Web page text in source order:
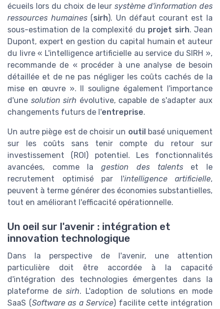
écueils lors du choix de leursystème d'information des
ressources humaines(sirh). Un défaut courant est la
sous-estimation de la complexité du projet sirh. Jean
Dupont, expert en gestion du capital humain et auteur
du livre « L'intelligence artificielle au service du SIRH »,
recommande de « procéder à une analyse de besoin
détaillée et de ne pas négliger les coûts cachés de la
mise en œuvre ». Il souligne également l'importance
d'une solution sirh évolutive, capable de s'adapter aux
changements futurs de l'entreprise.
Un autre piège est de choisir un outil basé uniquement
sur les coûts sans tenir compte du retour sur
investissement (ROI) potentiel. Les fonctionnalités
avancées, comme lagestion des talentset le
recrutement optimisé par l'intelligence artificielle,
peuvent à terme générer des économies substantielles,
tout en améliorant l'efficacité opérationnelle.
Un oeil sur l'avenir : intégration et
innovation technologique
Dans la perspective de l'avenir, une attention
particulière doit être accordée à la capacité
d'intégration des technologies émergentes dans la
plateforme desirh. L'adoption de solutions en mode
SaaS (Software as a Service) facilite cette intégration